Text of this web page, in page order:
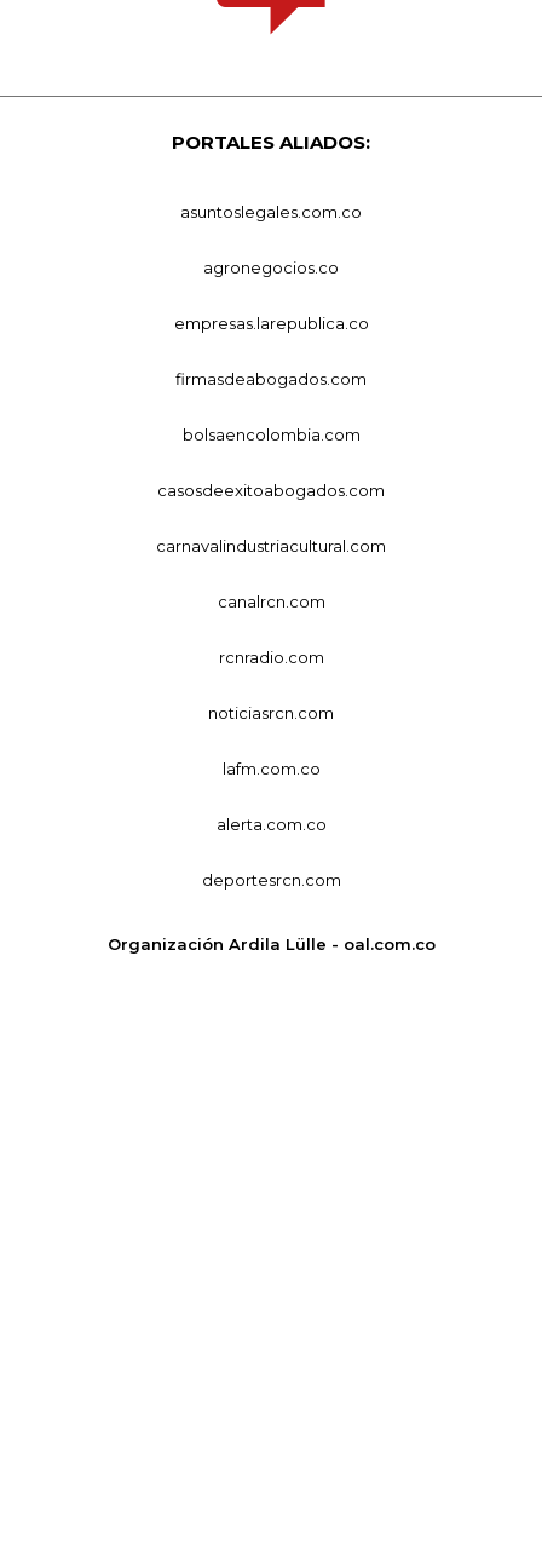
PORTALES ALIADOS:
asuntoslegales.com.co
agronegocios.co
empresas.larepublica.co
firmasdeabogados.com
bolsaencolombia.com
casosdeexitoabogados.com
carnavalindustriacultural.com
canalrcn.com
rcnradio.com
noticiasrcn.com
lafm.com.co
alerta.com.co
deportesrcn.com
Organización Ardila Lülle - oal.com.co